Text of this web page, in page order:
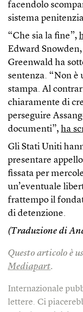
facendolo
sistema
“Che sia la fine”,
Edward
Greenwald ha
sentenza. “Non
stampa. Al
chiaramente di
perseguire
documenti”, ha
Gli Stati Uniti
presentare
fissata per
un’eventuale
frattempo il
di detenzione.
(Traduzione di
Questo articolo è
Mediapart.
Internazionale
lettere. Ci